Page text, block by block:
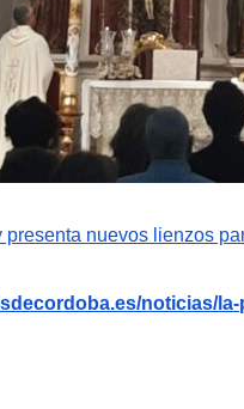
presenta nuevos lienzos
noticias/